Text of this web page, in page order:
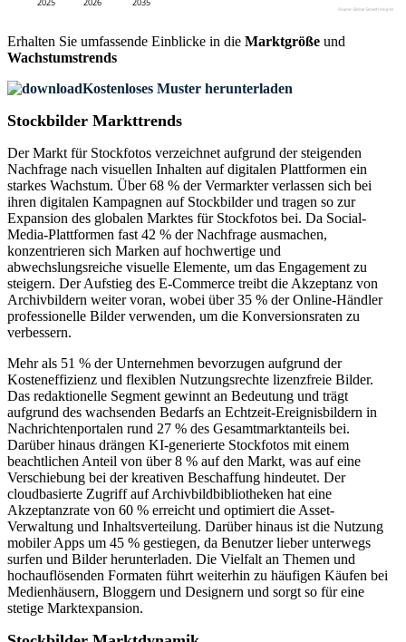
Erhalten Sie umfassende Einblicke in die Marktgröße und
Wachstumstrends
Kostenloses Muster herunterladen
Stockbilder Markttrends
Der Markt für Stockfotos verzeichnet aufgrund der steigenden
Nachfrage nach visuellen Inhalten auf digitalen Plattformen ein
starkes Wachstum. Über 68 % der Vermarkter verlassen sich bei
ihren digitalen Kampagnen auf Stockbilder und tragen so zur
Expansion des globalen Marktes für Stockfotos bei. Da Social-
Media-Plattformen fast 42 % der Nachfrage ausmachen,
konzentrieren sich Marken auf hochwertige und
abwechslungsreiche visuelle Elemente, um das Engagement zu
steigern. Der Aufstieg des E-Commerce treibt die Akzeptanz von
Archivbildern weiter voran, wobei über 35 % der Online-Händler
professionelle Bilder verwenden, um die Konversionsraten zu
verbessern.
Mehr als 51 % der Unternehmen bevorzugen aufgrund der
Kosteneffizienz und flexiblen Nutzungsrechte lizenzfreie Bilder.
Das redaktionelle Segment gewinnt an Bedeutung und trägt
aufgrund des wachsenden Bedarfs an Echtzeit-Ereignisbildern in
Nachrichtenportalen rund 27 % des Gesamtmarktanteils bei.
Darüber hinaus drängen KI-generierte Stockfotos mit einem
beachtlichen Anteil von über 8 % auf den Markt, was auf eine
Verschiebung bei der kreativen Beschaffung hindeutet. Der
cloudbasierte Zugriff auf Archivbildbibliotheken hat eine
Akzeptanzrate von 60 % erreicht und optimiert die Asset-
Verwaltung und Inhaltsverteilung. Darüber hinaus ist die Nutzung
mobiler Apps um 45 % gestiegen, da Benutzer lieber unterwegs
surfen und Bilder herunterladen. Die Vielfalt an Themen und
hochauflösenden Formaten führt weiterhin zu häufigen Käufen bei
Medienhäusern, Bloggern und Designern und sorgt so für eine
stetige Marktexpansion.